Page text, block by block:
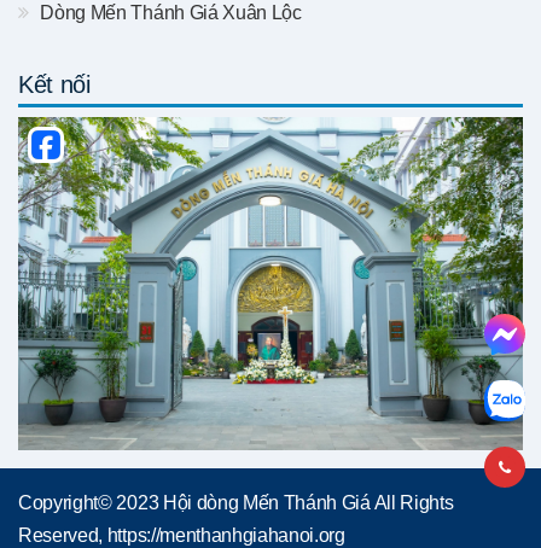
Dòng Mến Thánh Giá Xuân Lộc
Kết nối
Copyright© 2023 Hội dòng Mến Thánh Giá All Rights
Reserved, https://menthanhgiahanoi.org